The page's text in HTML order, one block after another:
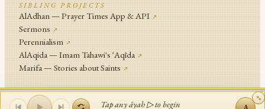
SIBLING PROJECTS
AlAdhan — Prayer Times App & API ↗
Sermons ↗
Perennialism ↗
AlAqida — Imam Tahawi's ʿAqīda ↗
Marifa — Stories about Saints ↗
An Islamic NetworkProject .Tap any āyah ▷ to begin